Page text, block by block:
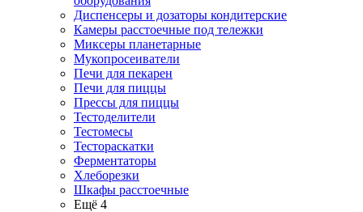
Диспенсеры и дозаторы кондитерские
Камеры расстоечные под тележки
Миксеры планетарные
Мукопросеиватели
Печи для пекарен
Печи для пиццы
Прессы для пиццы
Тестоделители
Тестомесы
Тестораскатки
Ферментаторы
Хлеборезки
Шкафы расстоечные
Ещё 4